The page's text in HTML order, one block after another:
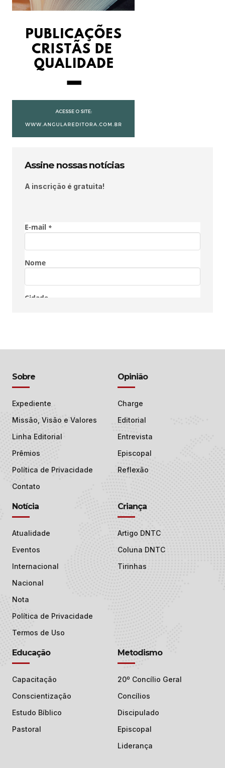
Assine nossas notícias
A inscrição é gratuita!
Sobre
Expediente
Missão, Visão e Valores
Linha Editorial
Prêmios
Política de Privacidade
Contato
Opinião
Charge
Editorial
Entrevista
Episcopal
Reflexão
Notícia
Atualidade
Eventos
Internacional
Nacional
Nota
Política de Privacidade
Termos de Uso
Criança
Artigo DNTC
Coluna DNTC
Tirinhas
Educação
Capacitação
Conscientização
Estudo Bíblico
Pastoral
Metodismo
20º Concílio Geral
Concílios
Discipulado
Episcopal
Liderança